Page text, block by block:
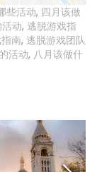
些活动, 四月该做
动, 逃脱游戏指
南, 逃脱游戏团队
活动, 八月该做什